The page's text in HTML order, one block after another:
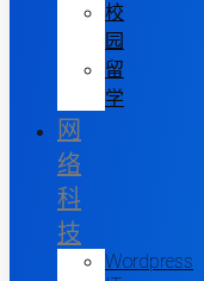
校
园
留
学
网
络
科
技
Wordpress